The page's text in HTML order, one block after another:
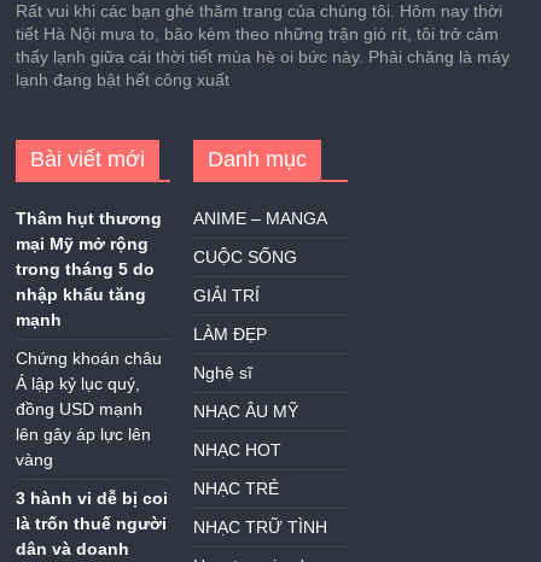
Rất vui khi các bạn ghé thăm trang của chúng tôi. Hôm nay thời
tiết Hà Nội mưa to, bão kèm theo những trận gió rít, tôi trở cảm
thấy lạnh giữa cái thời tiết mùa hè oi bức này. Phải chăng là máy
lạnh đang bật hết công xuất
Bài viết mới
Thâm hụt thương
mại Mỹ mở rộng
trong tháng 5 do
nhập khẩu tăng
mạnh
Chứng khoán châu
Á lập kỷ lục quý,
đồng USD mạnh
lên gây áp lực lên
vàng
3 hành vi dễ bị coi
là trốn thuế người
dân và doanh
Danh mục
ANIME – MANGA
CUỘC SỐNG
GIẢI TRÍ
LÀM ĐẸP
Nghệ sĩ
NHẠC ÂU MỸ
NHẠC HOT
NHẠC TRẺ
NHẠC TRỮ TÌNH